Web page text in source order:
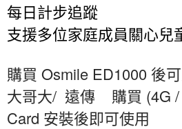
每日計步追蹤
支援多位家庭成員關心兒
購買 Osmile ED1000 後
大哥大/ 遠傳 購買 (4G
Card 安裝後即可使用